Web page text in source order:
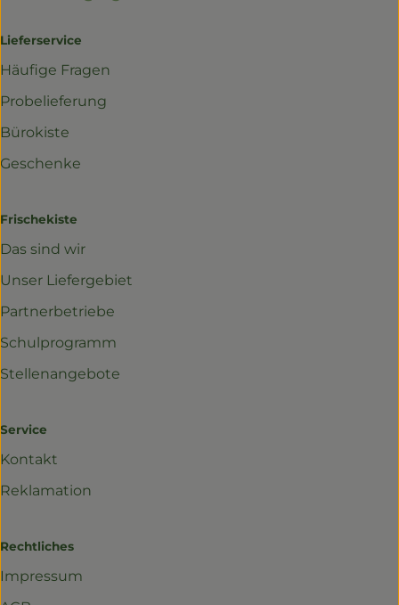
Lieferservice
Häufige Fragen
Probelieferung
Bürokiste
Geschenke
Frischekiste
Das sind wir
Unser Liefergebiet
Partnerbetriebe
Schulprogramm
Stellenangebote
Service
Kontakt
Reklamation
Rechtliches
Impressum